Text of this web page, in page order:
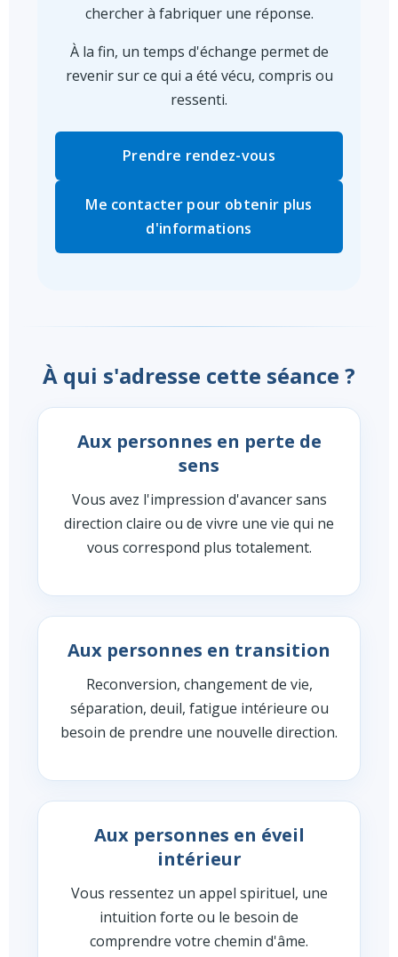
chercher à fabriquer une réponse.
À la fin, un temps d'échange permet de
revenir sur ce qui a été vécu, compris ou
ressenti.
Prendre rendez-vous
Me contacter pour obtenir plus
d'informations
À qui s'adresse cette séance ?
Aux personnes en perte de
sens
Vous avez l'impression d'avancer sans
direction claire ou de vivre une vie qui ne
vous correspond plus totalement.
Aux personnes en transition
Reconversion, changement de vie,
séparation, deuil, fatigue intérieure ou
besoin de prendre une nouvelle direction.
Aux personnes en éveil
intérieur
Vous ressentez un appel spirituel, une
intuition forte ou le besoin de
comprendre votre chemin d'âme.